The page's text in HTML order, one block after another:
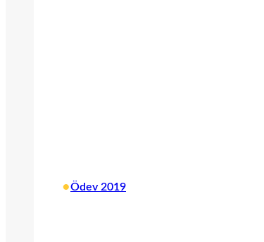
•Ödev 2019